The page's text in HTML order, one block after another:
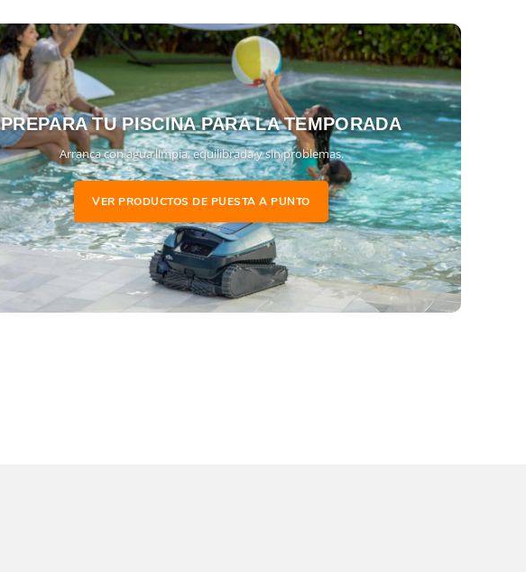
PREPARA TU PISCINA PARA LA TEMPORADA
Arranca con agua limpia, equilibrada y sin problemas.
VER PRODUCTOS DE PUESTA A PUNTO